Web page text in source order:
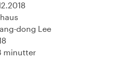
dong Lee
minutter